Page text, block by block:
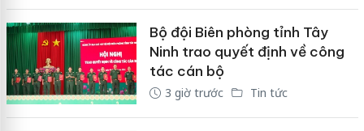
Bộ đội Biên phòng tỉnh Tây
Ninh trao quyết định về công
tác cán bộ
3 giờ trước Tin tức